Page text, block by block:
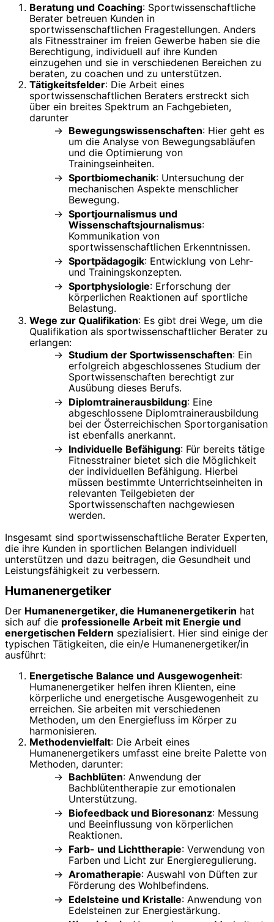
Beratung und Coaching: Sportwissenschaftliche
Berater betreuen Kunden in
sportwissenschaftlichen Fragestellungen. Anders
als Fitnesstrainer im freien Gewerbe haben sie die
Berechtigung, individuell auf ihre Kunden
einzugehen und sie in verschiedenen Bereichen zu
beraten, zu coachen und zu unterstützen.
Tätigkeitsfelder: Die Arbeit eines
sportwissenschaftlichen Beraters erstreckt sich
über ein breites Spektrum an Fachgebieten,
darunter
Bewegungswissenschaften: Hier geht es
um die Analyse von Bewegungsabläufen
und die Optimierung von
Trainingseinheiten.
Sportbiomechanik: Untersuchung der
mechanischen Aspekte menschlicher
Bewegung.
Sportjournalismus und
Wissenschaftsjournalismus:
Kommunikation von
sportwissenschaftlichen Erkenntnissen.
Sportpädagogik: Entwicklung von Lehr-
und Trainingskonzepten.
Sportphysiologie: Erforschung der
körperlichen Reaktionen auf sportliche
Belastung.
Wege zur Qualifikation: Es gibt drei Wege, um die
Qualifikation als sportwissenschaftlicher Berater zu
erlangen:
Studium der Sportwissenschaften: Ein
erfolgreich abgeschlossenes Studium der
Sportwissenschaften berechtigt zur
Ausübung dieses Berufs.
Diplomtrainerausbildung: Eine
abgeschlossene Diplomtrainerausbildung
bei der Österreichischen Sportorganisation
ist ebenfalls anerkannt.
Individuelle Befähigung: Für bereits tätige
Fitnesstrainer bietet sich die Möglichkeit
der individuellen Befähigung. Hierbei
müssen bestimmte Unterrichtseinheiten in
relevanten Teilgebieten der
Sportwissenschaften nachgewiesen
werden.
Insgesamt sind sportwissenschaftliche Berater Experten,
die ihre Kunden in sportlichen Belangen individuell
unterstützen und dazu beitragen, die Gesundheit und
Leistungsfähigkeit zu verbessern.
Humanenergetiker
Der Humanenergetiker, die Humanenergetikerin hat
sich auf die professionelle Arbeit mit Energie und
energetischen Feldern spezialisiert. Hier sind einige der
typischen Tätigkeiten, die ein/e Humanenergetiker/in
ausführt:
Energetische Balance und Ausgewogenheit:
Humanenergetiker helfen ihren Klienten, eine
körperliche und energetische Ausgewogenheit zu
erreichen. Sie arbeiten mit verschiedenen
Methoden, um den Energiefluss im Körper zu
harmonisieren.
Methodenvielfalt: Die Arbeit eines
Humanenergetikers umfasst eine breite Palette von
Methoden, darunter:
Bachblüten: Anwendung der
Bachblütentherapie zur emotionalen
Unterstützung.
Biofeedback und Bioresonanz: Messung
und Beeinflussung von körperlichen
Reaktionen.
Farb- und Lichttherapie: Verwendung von
Farben und Licht zur Energieregulierung.
Aromatherapie: Auswahl von Düften zur
Förderung des Wohlbefindens.
Edelsteine und Kristalle: Anwendung von
Edelsteinen zur Energiestärkung.